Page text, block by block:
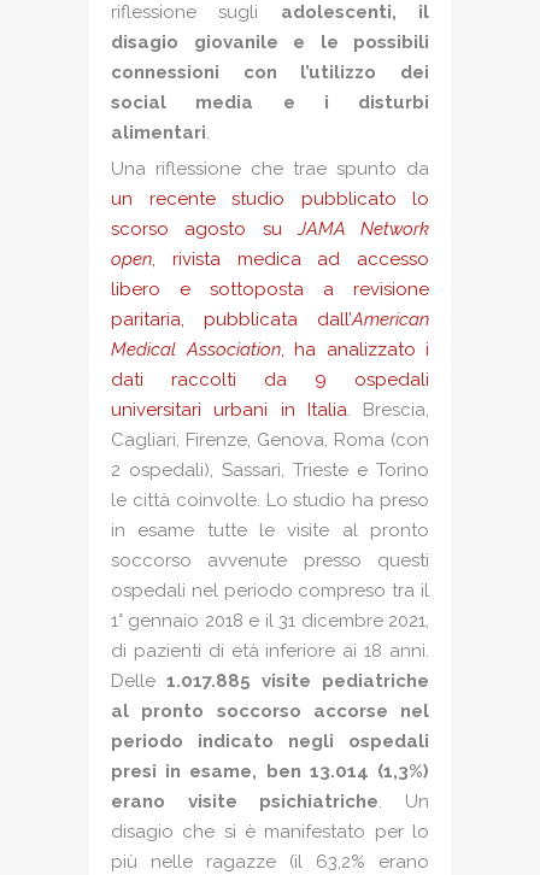
riflessione sugli adolescenti, il
disagio giovanile e le possibili
connessioni con l’utilizzo dei
social media e i disturbi
alimentari.
Una riflessione che trae spunto da
un recente studio pubblicato lo
scorso agosto suJAMA Network
open, rivista medica ad accesso
libero e sottoposta a revisione
paritaria, pubblicata dall’American
Medical Association, ha analizzato i
dati raccolti da 9 ospedali
universitari urbani in Italia. Brescia,
Cagliari, Firenze, Genova, Roma (con
2 ospedali), Sassari, Trieste e Torino
le città coinvolte. Lo studio ha preso
in esame tutte le visite al pronto
soccorso avvenute presso questi
ospedali nel periodo compreso tra il
1° gennaio 2018 e il 31 dicembre 2021,
di pazienti di età inferiore ai 18 anni.
Delle 1.017.885 visite pediatriche
al pronto soccorso accorse nel
periodo indicato negli ospedali
presi in esame, ben 13.014 (1,3%)
erano visite psichiatriche. Un
disagio che si è manifestato per lo
più nelle ragazze (il 63,2% erano